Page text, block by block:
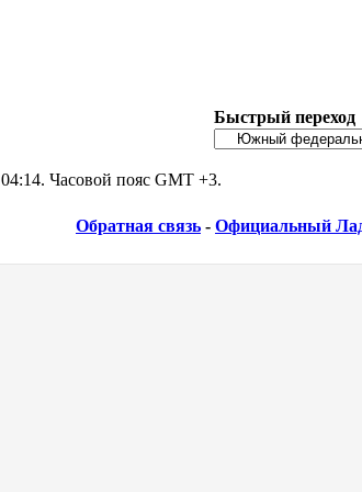
Быстрый переход
04:14. Часовой пояс GMT +3.
Обратная связь - Официальный